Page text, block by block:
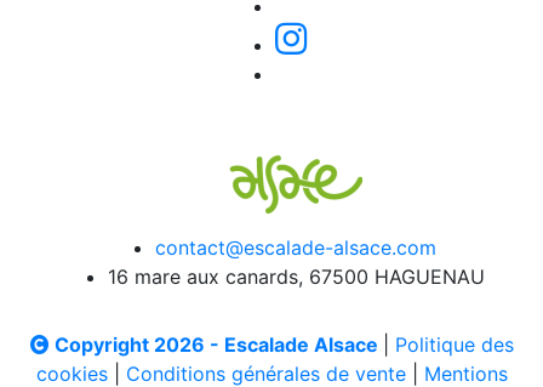
contact@escalade-alsace.com
16 mare aux canards, 67500 HAGUENAU
Copyright 2026 - Escalade Alsace
Politique des
cookies| Conditions générales de vente| Mentions